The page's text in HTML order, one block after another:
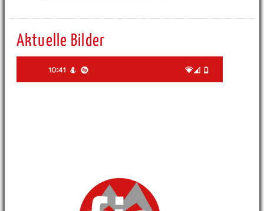
Aktuelle Bilder